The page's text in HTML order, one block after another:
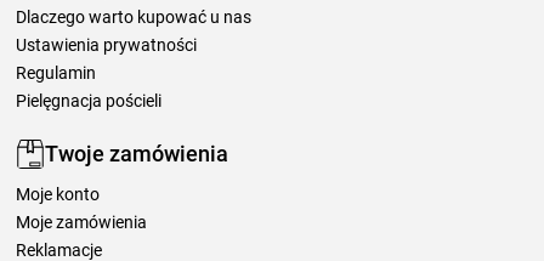
Dlaczego warto kupować u nas
Ustawienia prywatności
Regulamin
Pielęgnacja pościeli
Twoje zamówienia
Moje konto
Moje zamówienia
Reklamacje